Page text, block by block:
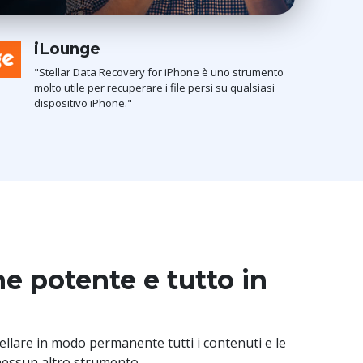
iLounge
"Stellar Data Recovery for iPhone è uno strumento
molto utile per recuperare i file persi su qualsiasi
dispositivo iPhone."
potente e tutto in
in modo permanente tutti i contenuti e le